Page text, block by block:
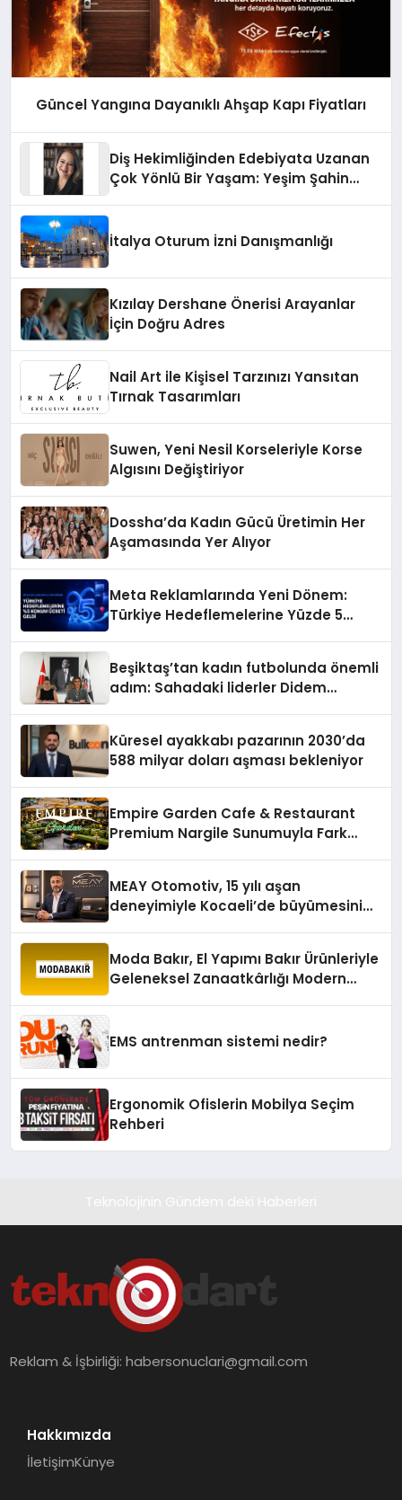
Güncel Yangına Dayanıklı Ahşap Kapı Fiyatları
Diş Hekimliğinden Edebiyata Uzanan
Çok Yönlü Bir Yaşam: Yeşim Şahin
İtalya Oturum İzni Danışmanlığı
Kızılay Dershane Önerisi Arayanlar
İçin Doğru Adres
Nail Art ile Kişisel Tarzınızı Yansıtan
Tırnak Tasarımları
Suwen, Yeni Nesil Korseleriyle Korse
Algısını Değiştiriyor
Dossha’da Kadın Gücü Üretimin Her
Aşamasında Yer Alıyor
Meta Reklamlarında Yeni Dönem:
Türkiye Hedeflemelerine Yüzde 5
Beşiktaş’tan kadın futbolunda önemli
adım: Sahadaki liderler Didem
Küresel ayakkabı pazarının 2030’da
588 milyar doları aşması bekleniyor
Empire Garden Cafe & Restaurant
Premium Nargile Sunumuyla Fark
MEAY Otomotiv, 15 yılı aşan
deneyimiyle Kocaeli’de büyümesini
Moda Bakır, El Yapımı Bakır Ürünleriyle
Geleneksel Zanaatkârlığı Modern
EMS antrenman sistemi nedir?
Ergonomik Ofislerin Mobilya Seçim
Rehberi
Reklam & İşbirliği:habersonuclari@gmail.com
Hakkımızda
İletişimKünye